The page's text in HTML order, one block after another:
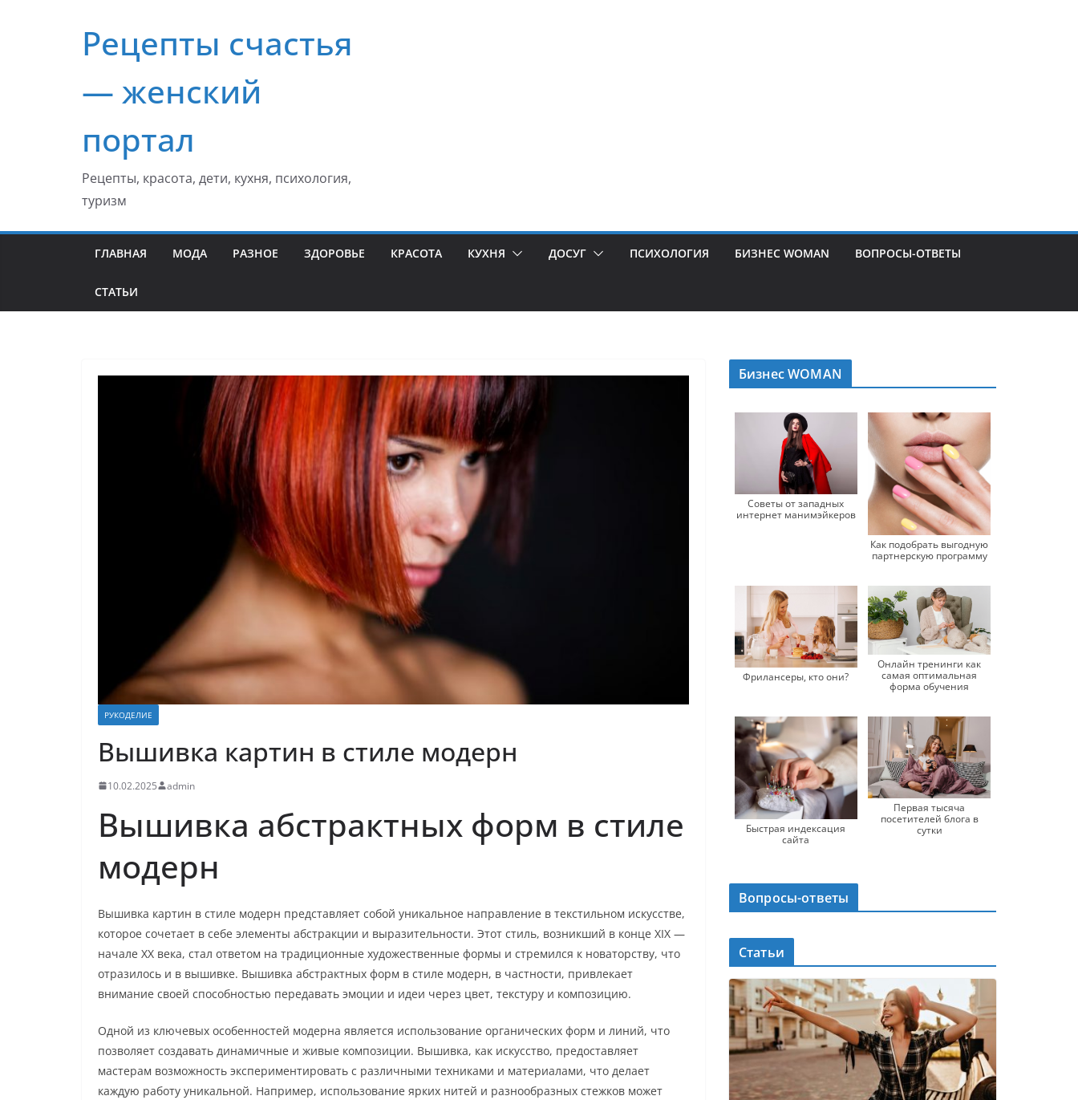
содержимомуРецепты счастья
— женский
портал
Рецепты, красота, дети, кухня, психология,
туризм
ГЛАВНАЯ МОДА РАЗНОЕ ЗДОРОВЬЕ КРАСОТА КУХНЯ ДОСУГ ПСИХОЛОГИЯ БИЗНЕС WOMAN ВОПРОСЫ-ОТВЕТЫ
СТАТЬИ
РУКОДЕЛИЕ
Вышивка картин в стиле модерн
10.02.2025 admin
Вышивка абстрактных форм в стиле
модерн
Вышивка картин в стиле модерн представляет собой уникальное направление в текстильном искусстве,
которое сочетает в себе элементы абстракции и выразительности. Этот стиль, возникший в конце XIX —
начале XX века, стал ответом на традиционные художественные формы и стремился к новаторству, что
отразилось и в вышивке. Вышивка абстрактных форм в стиле модерн, в частности, привлекает
внимание своей способностью передавать эмоции и идеи через цвет, текстуру и композицию.
Одной из ключевых особенностей модерна является использование органических форм и линий, что
позволяет создавать динамичные и живые композиции. Вышивка, как искусство, предоставляет
мастерам возможность экспериментировать с различными техниками и материалами, что делает
каждую работу уникальной. Например, использование ярких нитей и разнообразных стежков может
Бизнес WOMAN
Советы от западных
интернет манимэйкеров
Как подобрать выгодную
партнерскую программу
Фрилансеры, кто они?
Онлайн тренинги как
самая оптимальная
форма обучения
Быстрая индексация
сайта
Первая тысяча
посетителей блога в
сутки
Вопросы-ответы
Статьи